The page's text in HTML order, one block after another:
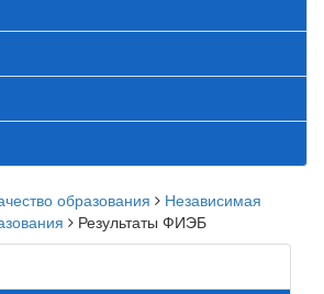
образования
Независимая
Результаты ФИЭБ